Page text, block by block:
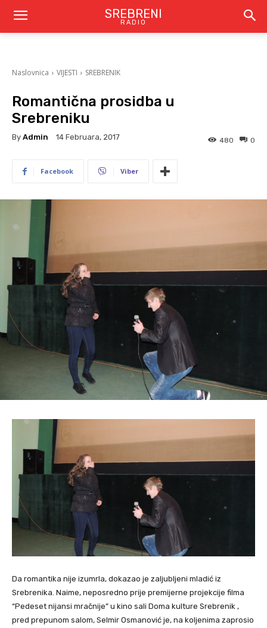
SREBRENI
RADIO
Naslovnica VIJESTI SREBRENIK
Romantična prosidba u
Srebreniku
By Admin 14 Februara, 2017 0
480
Facebook Viber
Da romantika nije izumrla, dokazao je zaljubljeni mladić iz
Srebrenika. Naime, neposredno prije premijerne projekcije filma
“Pedeset nijansi mračnije” u kino sali Doma kulture Srebrenik ,
pred prepunom salom, Selmir Osmanović je, na koljenima zaprosio